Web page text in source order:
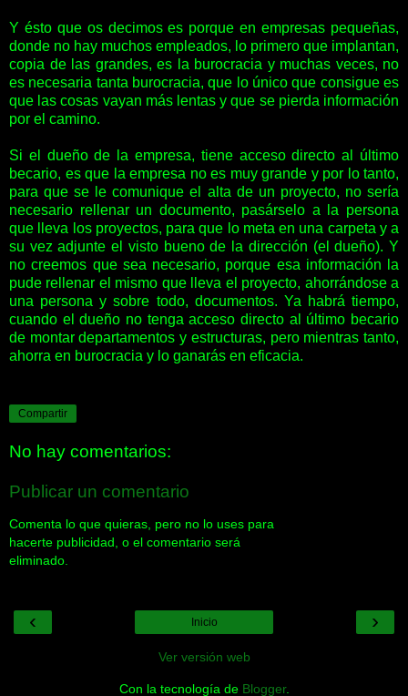
Y ésto que os decimos es porque en empresas pequeñas,
donde no hay muchos empleados, lo primero que implantan,
copia de las grandes, es la burocracia y muchas veces, no
es necesaria tanta burocracia, que lo único que consigue es
que las cosas vayan más lentas y que se pierda información
por el camino.
Si el dueño de la empresa, tiene acceso directo al último
becario, es que la empresa no es muy grande y por lo tanto,
para que se le comunique el alta de un proyecto, no sería
necesario rellenar un documento, pasárselo a la persona
que lleva los proyectos, para que lo meta en una carpeta y a
su vez adjunte el visto bueno de la dirección (el dueño). Y
no creemos que sea necesario, porque esa información la
pude rellenar el mismo que lleva el proyecto, ahorrándose a
una persona y sobre todo, documentos. Ya habrá tiempo,
cuando el dueño no tenga acceso directo al último becario
de montar departamentos y estructuras, pero mientras tanto,
ahorra en burocracia y lo ganarás en eficacia.
Compartir
No hay comentarios:
Publicar un comentario
Comenta lo que quieras, pero no lo uses para
hacerte publicidad, o el comentario será
eliminado.
‹ ›
Inicio
Ver versión web
Con la tecnología de Blogger.